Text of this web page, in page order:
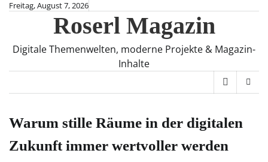
SkipFreitag, August 7, 2026
Roserl Magazin
Digitale Themenwelten, moderne Projekte & Magazin-
Inhalte
Warum stille Räume in der digitalen
Zukunft immer wertvoller werden